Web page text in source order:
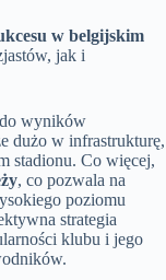
w belgijskim
jak i
wyników
dużo w infrastrukturę,
stadionu. Co więcej,
, co pozwala na
poziomu
strategia
klubu i jego